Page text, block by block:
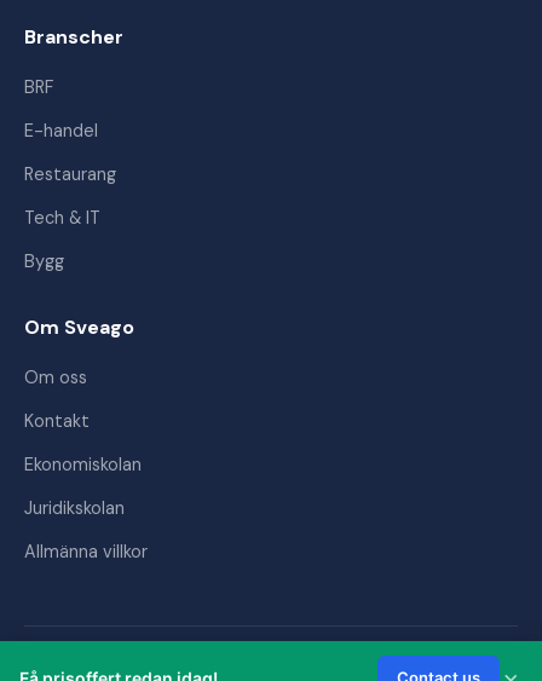
Branscher
BRF
E-handel
Restaurang
Tech & IT
Bygg
Om Sveago
Om oss
Kontakt
Ekonomiskolan
Juridikskolan
Allmänna villkor
© 2026 Sveago AB. Alla rättigheter förbehållna.